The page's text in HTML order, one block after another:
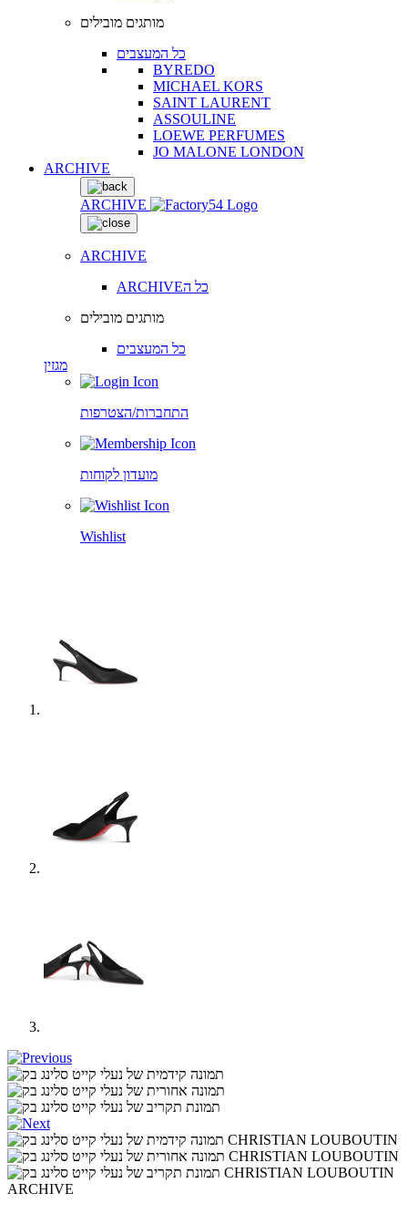
מותגים מובילים
כל המעצבים
BYREDO
MICHAEL KORS
SAINT LAURENT
ASSOULINE
LOEWE PERFUMES
JO MALONE LONDON
ARCHIVE
ARCHIVE
ARCHIVE
ARCHIVEכל ה
מותגים מובילים
כל המעצבים
מגזין
התחברות/הצטרפות
מועדון לקוחות
Wishlist
ARCHIVE